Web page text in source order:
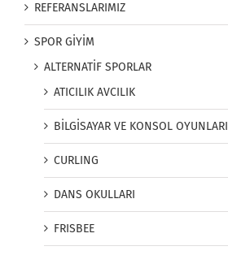
REFERANSLARIMIZ
SPOR GİYİM
ALTERNATİF SPORLAR
ATICILIK AVCILIK
BİLGİSAYAR VE KONSOL OYUNLARI
CURLING
DANS OKULLARI
FRISBEE